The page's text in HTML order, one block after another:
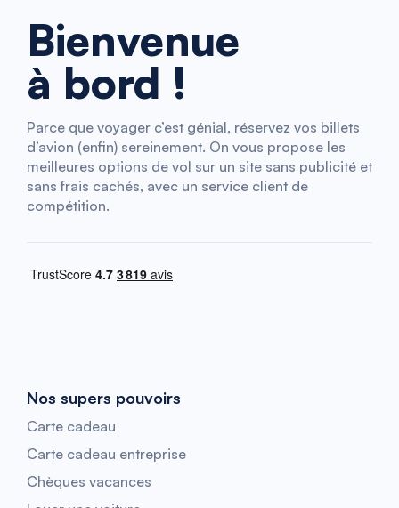
Bienvenue
à bord !
Parce que voyager c’est génial, réservez vos billets
d’avion (enfin) sereinement. On vous propose les
meilleures options de vol sur un site sans publicité et
sans frais cachés, avec un service client de
compétition.
Nos supers pouvoirs
Carte cadeau
Carte cadeau entreprise
Chèques vacances